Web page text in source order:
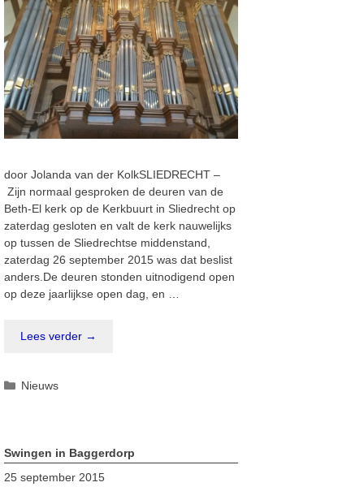
door Jolanda van der KolkSLIEDRECHT –
Zijn normaal gesproken de deuren van de
Beth-El kerk op de Kerkbuurt in Sliedrecht op
zaterdag gesloten en valt de kerk nauwelijks
op tussen de Sliedrechtse middenstand,
zaterdag 26 september 2015 was dat beslist
anders.De deuren stonden uitnodigend open
op deze jaarlijkse open dag, en …
Lees verder →
Categorieën
Nieuws
Swingen in Baggerdorp
25 september 2015